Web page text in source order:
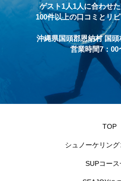
ゲスト1人1人に合わせ
100件以上の口コミとリ
沖縄県国頭郡恩納村 国
営業時間7：00
TOP
シュノーケリン
SUPコー